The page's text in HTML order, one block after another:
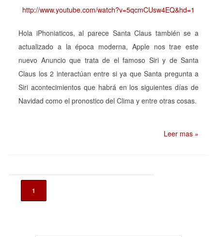
http://www.youtube.com/watch?v=5qcmCUsw4EQ&hd=1
Hola iPhoniaticos, al parece Santa Claus también se a
actualizado a la época moderna, Apple nos trae este
nuevo Anuncio que trata de el famoso Siri y de Santa
Claus los 2 interactúan entre si ya que Santa pregunta a
Siri acontecimientos que habrá en los siguientes días de
Navidad como el pronostico del Clima y entre otras cosas.
Leer mas »
1